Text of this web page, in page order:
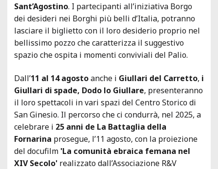
Sant’Agostino. I partecipanti all’iniziativa Borgo
dei desideri nei Borghi più belli d’Italia, potranno
lasciare il biglietto con il loro desiderio proprio nel
bellissimo pozzo che caratterizza il suggestivo
spazio che ospita i momenti conviviali del Palio.
Dall’11 al 14 agostoanche i Giullari del Carretto, i
Giullari di spade, Dodo lo Giullare, presenteranno
il loro spettacoli in vari spazi del Centro Storico di
San Ginesio. Il percorso che ci condurrà, nel 2025, a
celebrare i 25 anni de La Battaglia della
Fornarina prosegue, l’11 agosto, con la proiezione
del docufilm 'La comunità ebraica femana nel
XIV Secolo' realizzato dall’Associazione R&V